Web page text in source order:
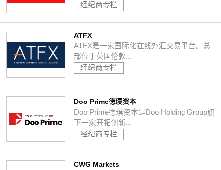
经纪商专栏
ATFX
ATFX是一家国际化在线外汇交易平台。总
部位于英国伦敦...
经纪商专栏
Doo Prime德璞资本
Doo Prime德璞资本是Doo Holding Group旗
下一家开拓创新...
经纪商专栏
CWG Markets